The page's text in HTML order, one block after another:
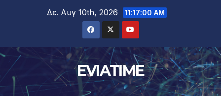
Δε. Αυγ 10th, 2026 11:17:01 AM
EVIATIME